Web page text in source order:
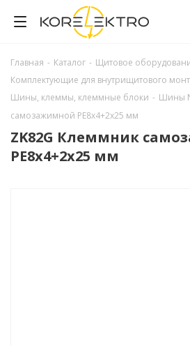
Главная - Каталог - Щитовое
Комплектующие для внутрищитового
Шины, клеммы, клеммные блоки - Шины
самозажимной PE8х4+2х25 мм
ZK82G Клеммник
PE8х4+2х25 мм